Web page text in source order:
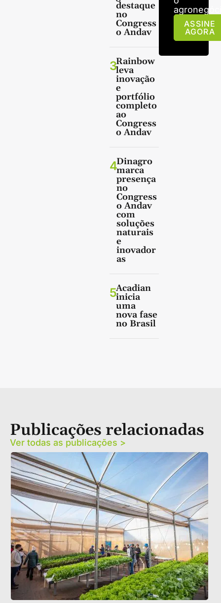
destaque
no
Congress
o Andav
3Rainbow
leva
inovação
e
portfólio
completo
ao
Congress
o Andav
4Dinagro
marca
presença
no
Congress
o Andav
com
soluções
naturais
e
inovador
as
5Acadian
inicia
uma
nova fase
no Brasil
ASSINE
AGORA
Publicações relacionadas
Ver todas as publicações >